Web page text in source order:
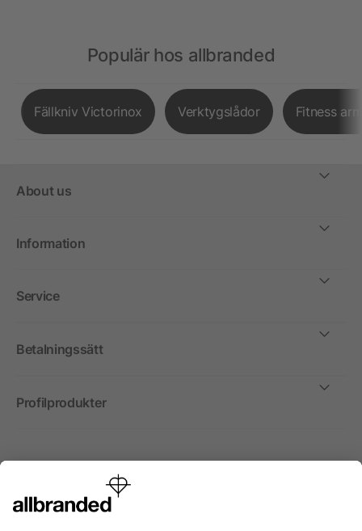
Populär hos allbranded
Fällkniv Victorinox Verktygslådor Fitness
About us
Information
Service
Betalningssätt
Profilprodukter
Internationellt